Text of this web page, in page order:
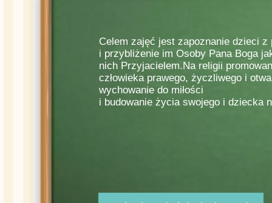
Celem zajęć jest zapoznanie dzieci
i przybliżenie im Osoby Pana Boga
nich Przyjacielem.Na religii
człowieka prawego, życzliwego i
wychowanie do miłości
i budowanie życia swojego i dziecka